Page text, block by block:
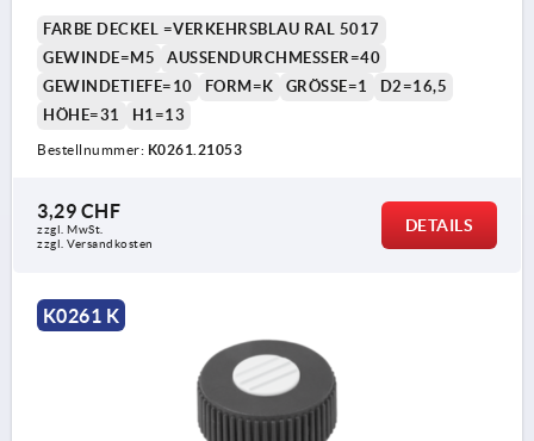
FARBE DECKEL =VERKEHRSBLAU RAL 5017
GEWINDE=M5
AUSSENDURCHMESSER=40
GEWINDETIEFE=10
FORM=K GRÖSSE=1
D2=16,5
HÖHE=31
H1=13
Bestellnummer: K0261.21053
3,29 CHF
zzgl. MwSt.
zzgl. Versandkosten
DETAILS
K0261 K